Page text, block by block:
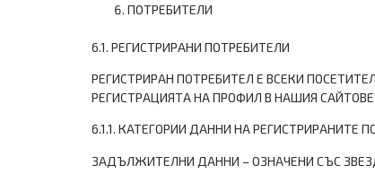
ПОТРЕБИТЕЛИ
6.1. РЕГИСТРИРАНИ ПОТРЕБИТЕЛИ
РЕГИСТРИРАН ПОТРЕБИТЕЛ Е ВСЕКИ
РЕГИСТРАЦИЯТА НА ПРОФИЛ В НАШИЯ
6.1.1. КАТЕГОРИИ ДАННИ НА
ЗАДЪЛЖИТЕЛНИ ДАННИ – ОЗНАЧЕНИ СЪС